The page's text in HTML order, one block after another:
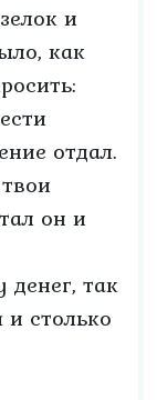
и
как
отдал.
он и
денег, так
столько